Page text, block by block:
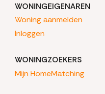
WONINGEIGENAREN
Woning aanmelden
Inloggen
WONINGZOEKERS
Mijn HomeMatching